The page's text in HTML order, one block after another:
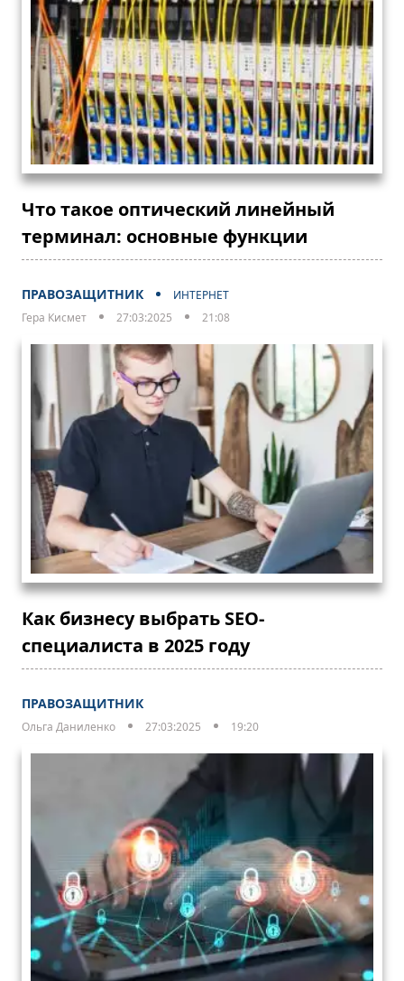
Что такое оптический линейный
терминал: основные функции
ПРАВОЗАЩИТНИК
ИНТЕРНЕТ
Гера Кисмет
27:03:2025 21:08
Как бизнесу выбрать SEO-
специалиста в 2025 году
ПРАВОЗАЩИТНИК
Ольга Даниленко 27:03:2025 19:20